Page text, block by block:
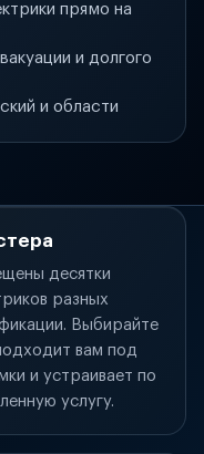
прямо на
и долгого
и области
десятки
разных
Выбирайте
вам под
и устраивает по
услугу.